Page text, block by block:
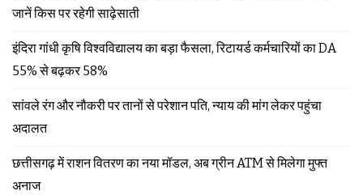
जानें किस पर रहेगी साढ़ेसाती
इंदिरा गांधी कृषि विश्वविद्यालय का बड़ा फैसला, रिटायर्ड कर्मचारियों का DA
55% से बढ़कर 58%
सांवले रंग और नौकरी पर तानों से परेशान पति, न्याय की मांग लेकर पहुंचा
अदालत
छत्तीसगढ़ में राशन वितरण का नया मॉडल, अब ग्रीन ATM से मिलेगा मुफ्त
अनाज